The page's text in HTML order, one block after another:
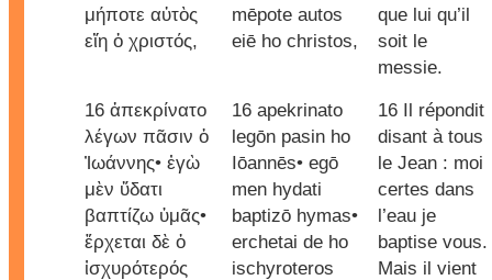
μήποτε αὐτὸς
εἴη ὁ χριστός,
mēpote autos
eiē ho christos,
que lui qu’il
soit le
messie.
16 ἀπεκρίνατο
λέγων πᾶσιν ὁ
Ἰωάννης• ἐγὼ
μὲν ὕδατι
βαπτίζω ὑμᾶς•
ἔρχεται δὲ ὁ
ἰσχυρότερός
16 apekrinato
legōn pasin ho
Iōannēs• egō
men hydati
baptizō hymas•
erchetai de ho
ischyroteros
16 Il répondit
disant à tous
le Jean : moi
certes dans
l’eau je
baptise vous.
Mais il vient